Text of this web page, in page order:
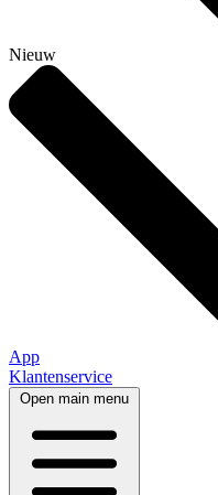
Nieuw
App
Klantenservice
Open main menu